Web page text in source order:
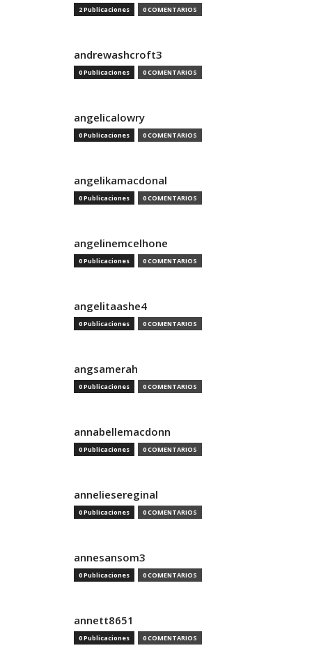
2 Publicaciones 0 COMENTARIOS
andrewashcroft3
0 Publicaciones 0 COMENTARIOS
angelicalowry
0 Publicaciones 0 COMENTARIOS
angelikamacdonal
0 Publicaciones 0 COMENTARIOS
angelinemcelhone
0 Publicaciones 0 COMENTARIOS
angelitaashe4
0 Publicaciones 0 COMENTARIOS
angsamerah
0 Publicaciones 0 COMENTARIOS
annabellemacdonn
0 Publicaciones 0 COMENTARIOS
anneliesereginal
0 Publicaciones 0 COMENTARIOS
annesansom3
0 Publicaciones 0 COMENTARIOS
annett8651
0 Publicaciones 0 COMENTARIOS